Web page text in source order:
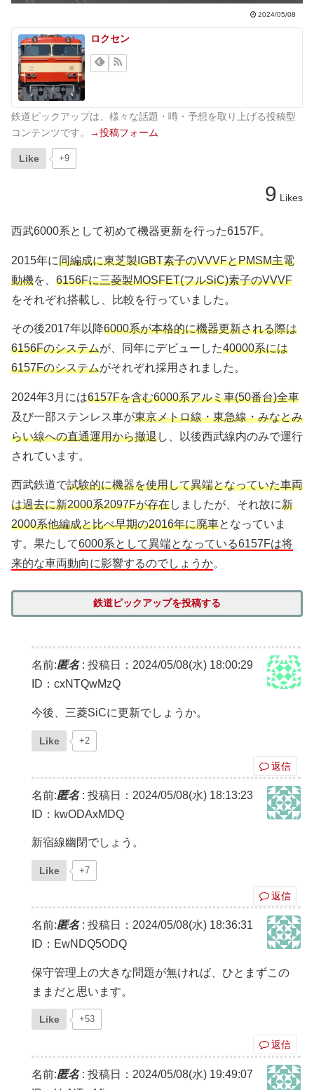
2024/05/08
ロクセン
鉄道ピックアップは、様々な話題・噂・予想を取り上げる投稿型
コンテンツです。
→投稿フォーム
Like +9
9 Likes
西武6000系として初めて機器更新を行った6157F。
2015年に同編成に東芝製IGBT素子のVVVFとPMSM主電
動機を、 6156Fに三菱製MOSFET(フルSiC)素子のVVVF
をそれぞれ搭載し、比較を行っていました。
その後2017年以降6000系が本格的に機器更新される際は
6156Fのシステムが、同年にデビューした40000系には
6157Fのシステムがそれぞれ採用されました。
2024年3月には6157Fを含む6000系アルミ車(50番台)全車
及び一部ステンレス車が東京メトロ線・東急線・みなとみ
らい線への直通運用から撤退し、以後西武線内のみで運行
されています。
西武鉄道で試験的に機器を使用して異端となっていた車両
は過去に新2000系2097Fが存在しましたが、それ故に新
2000系他編成と比べ早期の2016年に廃車となっていま
す。果たして6000系として異端となっている6157Fは将
来的な車両動向に影響するのでしょうか。
鉄道ピックアップを投稿する
名前:匿名: 投稿日：2024/05/08(水) 18:00:29
ID：cxNTQwMzQ
今後、三菱SiCに更新でしょうか。
Like +2
返信
名前:匿名: 投稿日：2024/05/08(水) 18:13:23
ID：kwODAxMDQ
新宿線幽閉でしょう。
Like +7
返信
名前:匿名: 投稿日：2024/05/08(水) 18:36:31
ID：EwNDQ5ODQ
保守管理上の大きな問題が無ければ、ひとまずこの
ままだと思います。
Like +53
返信
名前:匿名: 投稿日：2024/05/08(水) 19:49:07